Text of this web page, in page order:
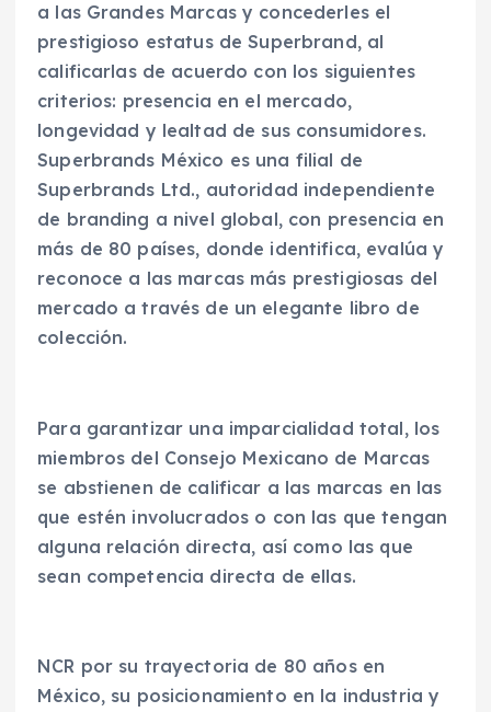
a las Grandes Marcas y concederles el
prestigioso estatus de Superbrand, al
calificarlas de acuerdo con los siguientes
criterios: presencia en el mercado,
longevidad y lealtad de sus consumidores.
Superbrands México es una filial de
Superbrands Ltd., autoridad independiente
de branding a nivel global, con presencia en
más de 80 países, donde identifica, evalúa y
reconoce a las marcas más prestigiosas del
mercado a través de un elegante libro de
colección.
Para garantizar una imparcialidad total, los
miembros del Consejo Mexicano de Marcas
se abstienen de calificar a las marcas en las
que estén involucrados o con las que tengan
alguna relación directa, así como las que
sean competencia directa de ellas.
NCR por su trayectoria de 80 años en
México, su posicionamiento en la industria y